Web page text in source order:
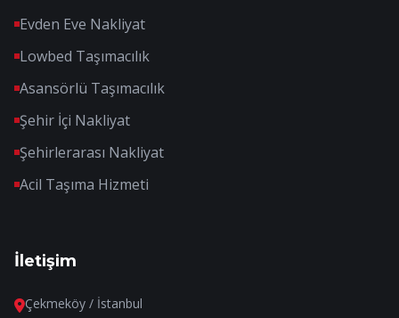
Evden Eve Nakliyat
Lowbed Taşımacılık
Asansörlü Taşımacılık
Şehir İçi Nakliyat
Şehirlerarası Nakliyat
Acil Taşıma Hizmeti
İletişim
Çekmeköy / İstanbul